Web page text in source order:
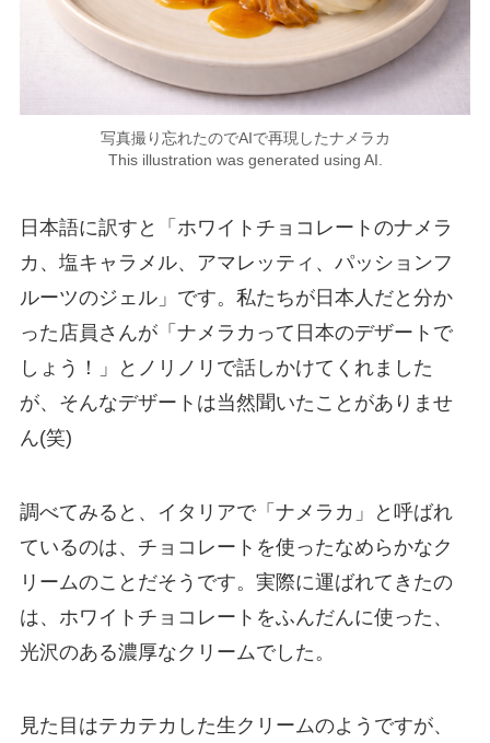
写真撮り忘れたのでAIで再現したナメラカ
This illustration was generated using AI.
日本語に訳すと「ホワイトチョコレートのナメラ
カ、塩キャラメル、アマレッティ、パッションフ
ルーツのジェル」です。私たちが日本人だと分か
った店員さんが「ナメラカって日本のデザートで
しょう！」とノリノリで話しかけてくれました
が、そんなデザートは当然聞いたことがありませ
ん(笑)
調べてみると、イタリアで「ナメラカ」と呼ばれ
ているのは、チョコレートを使ったなめらかなク
リームのことだそうです。実際に運ばれてきたの
は、ホワイトチョコレートをふんだんに使った、
光沢のある濃厚なクリームでした。
見た目はテカテカした生クリームのようですが、